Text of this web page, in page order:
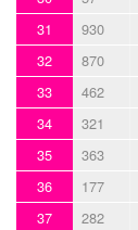
31 930
32 870
33 462
34 321
35 363
36 177
37 282